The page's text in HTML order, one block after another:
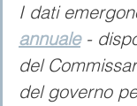
I dati
annuale -
del
del governo